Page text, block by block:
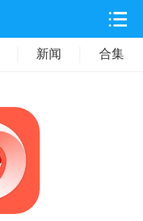
新闻 合集
旅游出行
时尚购物